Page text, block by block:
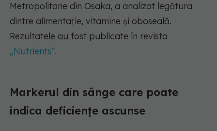
Metropolitane din Osaka, a analizat legătura
dintre alimentație, vitamine și oboseală.
Rezultatele au fost publicate în revista
„Nutrients”.
Markerul din sânge care poate
indica deficiențe ascunse